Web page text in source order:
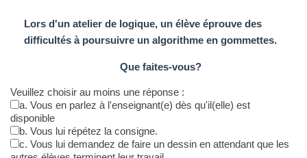
Lors d'un atelier de logique, un élève éprouve des
difficultés à poursuivre un algorithme en gommettes.
Que faites-vous?
Veuillez choisir au moins une réponse :
a. Vous en parlez à l'enseignant(e) dès qu'il(elle) est
disponible
b. Vous lui répétez la consigne.
c. Vous lui demandez de faire un dessin en attendant que les